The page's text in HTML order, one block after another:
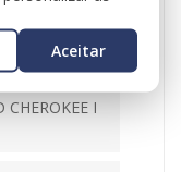
CHEROKEE I
Aceitar